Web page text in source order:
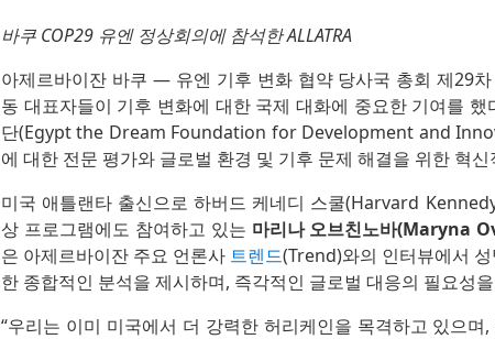
바쿠 COP29 유엔 정상회의에 참석한 ALLATRA
아제르바이잔 바쿠 — 유엔 기후 변화 협약 당사국 총회 제29차
동 대표자들이 기후 변화에 대한 국제 대화에 중요한 기여를 했
단(Egypt the Dream Foundation for Development and
에 대한 전문 평가와 글로벌 환경 및 기후 문제 해결을 위한 혁
미국 애틀랜타 출신으로 하버드 케네디 스쿨(Harvard
상 프로그램에도 참여하고 있는 마리나 오브친노바(Maryna
은 아제르바이잔 주요 언론사 트렌드(Trend)와의 인터뷰에서
한 종합적인 분석을 제시하며, 즉각적인 글로벌 대응의 필요성
“우리는 이미 미국에서 더 강력한 허리케인을 목격하고 있으